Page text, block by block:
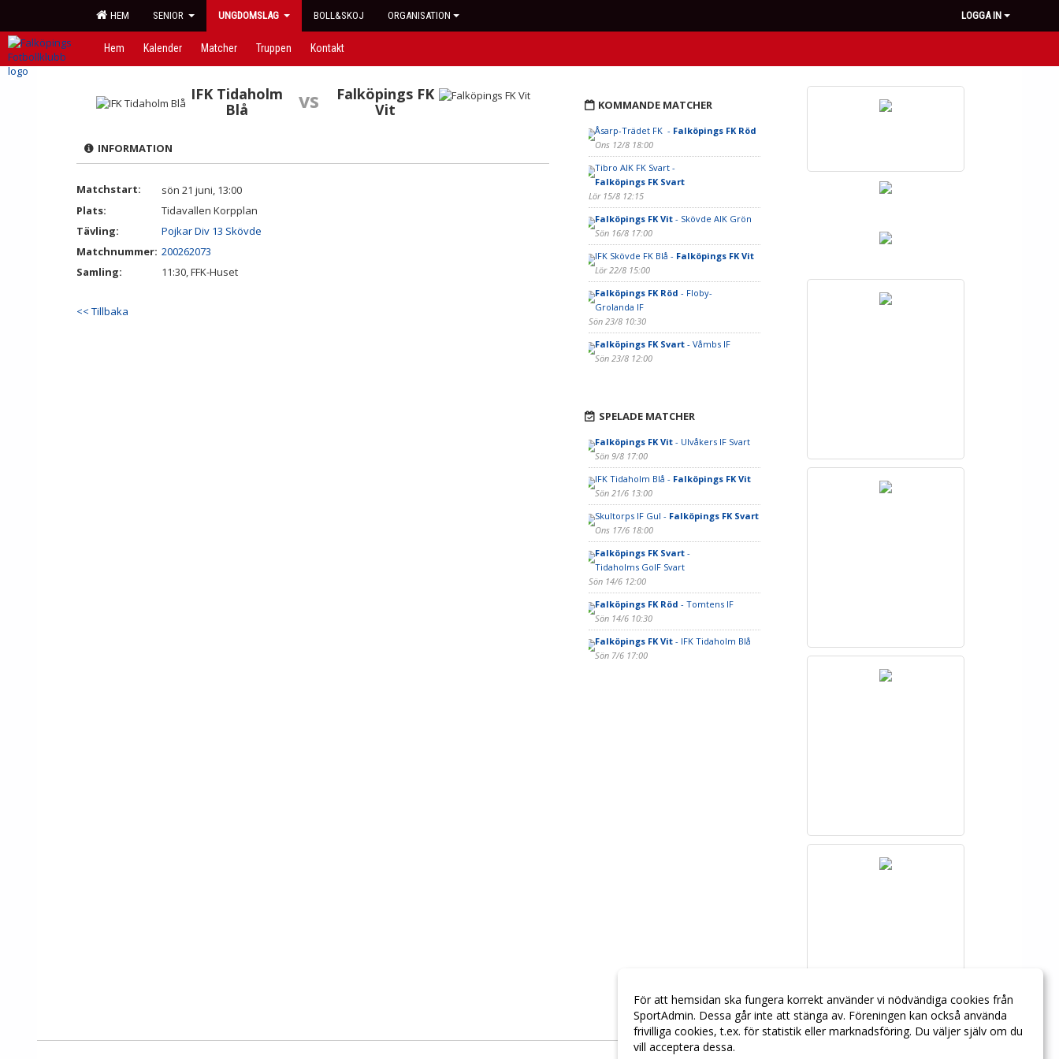
HEM SENIOR UNGDOMSLAG BOLL&SKOJ ORGANISATION LOGGA IN
Hem Kalender Matcher Truppen Kontakt
IFK Tidaholm
Blå
vs
Falköpings FK
Vit
INFORMATION
Matchstart:
sön 21 juni, 13:00
Plats:
Tidavallen Korpplan
Tävling:
Pojkar Div 13 Skövde
Matchnummer: 200262073
Samling:
11:30, FFK-Huset
<< Tillbaka
KOMMANDE MATCHER
Åsarp-Trädet FK - Falköpings FK Röd
Ons 12/8 18:00
Tibro AIK FK Svart -
Falköpings FK Svart
Lör 15/8 12:15
Falköpings FK Vit- Skövde AIK Grön
Sön 16/8 17:00
IFK Skövde FK Blå - Falköpings FK Vit
Lör 22/8 15:00
Falköpings FK Röd - Floby-
Grolanda IF
Sön 23/8 10:30
Falköpings FK Svart- Våmbs IF
Sön 23/8 12:00
SPELADE MATCHER
Falköpings FK Vit- Ulvåkers IF Svart
Sön 9/8 17:00
IFK Tidaholm Blå - Falköpings FK Vit
Sön 21/6 13:00
Skultorps IF Gul - Falköpings FK Svart
Ons 17/6 18:00
Falköpings FK Svart-
Tidaholms GoIF Svart
Sön 14/6 12:00
Falköpings FK Röd - Tomtens IF
Sön 14/6 10:30
Falköpings FK Vit- IFK Tidaholm Blå
Sön 7/6 17:00
För att hemsidan ska fungera korrekt använder vi nödvändiga cookies från
SportAdmin. Dessa går inte att stänga av. Föreningen kan också använda
frivilliga cookies, t.ex. för statistik eller marknadsföring. Du väljer själv om du
vill acceptera dessa.